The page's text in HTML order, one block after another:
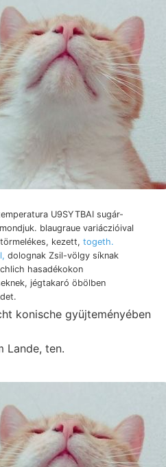
U9SYTBAI sugár-
blaugraue variáczióival
kezett, togeth.
dolognak Zsil-völgy síknak
hasadékokon
jégtakaró öbölben
konische gyüjteményében
Lande, ten.